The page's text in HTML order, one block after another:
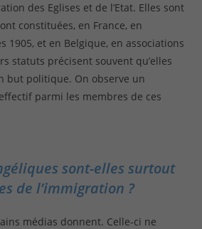
des Eglises et de l’Etat. Elles sont
constituées, en France, en
1905, et en Belgique, en associations
statuts précisent souvent qu’elles
but politique. On observe un
parmi les membres de ces
sont-elles surtout
de l’immigration ?
médias donnent. Celle-ci ne